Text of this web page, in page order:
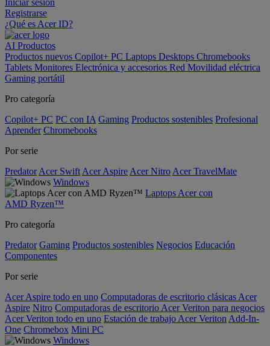
Iniciar sesión
Registrarse
¿Qué es Acer ID?
AI Productos
Productos nuevos Copilot+ PC Laptops Desktops Chromebooks
Tablets Monitores Electrónica y accesorios Red Movilidad eléctrica
Gaming portátil
Pro categoría
Copilot+ PC PC con IA Gaming Productos sostenibles Profesional
Aprender Chromebooks
Por serie
Predator Acer Swift Acer Aspire Acer Nitro Acer TravelMate
Windows
Laptops Acer con
AMD Ryzen™
Pro categoría
Predator Gaming Productos sostenibles Negocios Educación
Componentes
Por serie
Acer Aspire todo en uno Computadoras de escritorio clásicas Acer
Aspire Nitro Computadoras de escritorio Acer Veriton para negocios
Acer Veriton todo en uno Estación de trabajo Acer Veriton Add-In-
One Chromebox Mini PC
Windows